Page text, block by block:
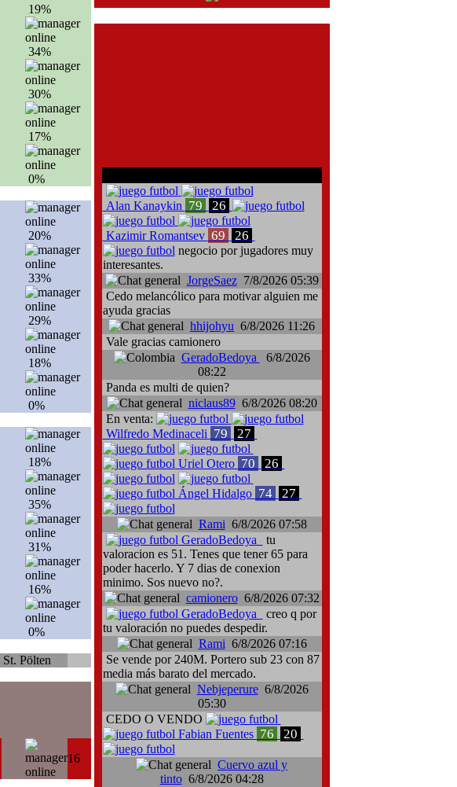
19%
34%
30%
17%
0%
20%
33%
29%
18%
0%
18%
35%
31%
16%
0%
16
Alan Kanaykin 79 26
Kazimir Romantsev 69 26
negocio por jugadores muy
interesantes.
JorgeSaez7/8/2026 05:39
Cedo melancólico para motivar alguien me
ayuda gracias
hhijohyu 6/8/2026 11:26
Vale gracias camionero
GeradoBedoya
6/8/2026
08:22
Panda es multi de quien?
niclaus896/8/2026 08:20
En venta:
Wilfredo Medinaceli 79 27
Uriel Otero 70 26
Ángel Hidalgo 74 27
Rami 6/8/2026 07:58
GeradoBedoya
tu
valoracion es 51. Tenes que tener 65 para
poder hacerlo. Y 7 dias de conexion
minimo. Sos nuevo no?.
camionero6/8/2026 07:32
GeradoBedoya
creo q por
tu valoración no puedes despedir.
Rami 6/8/2026 07:16
Se vende por 240M. Portero sub 23 con 87
media más barato del mercado.
Nebjeperure6/8/2026
05:30
CEDO O VENDO
Fabian Fuentes 76 20
Cuervo azul y
tinto6/8/2026 04:28